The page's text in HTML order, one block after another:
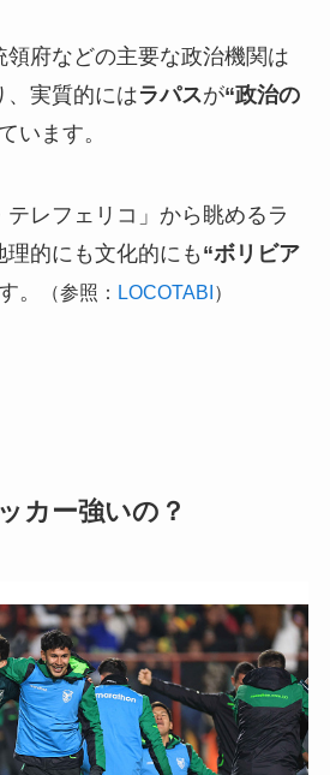
府などの主要な政治機関は
、実質的にはラパスが“政治の
います。
レフェリコ」から眺めるラ
的にも文化的にも “ボリビア
。 （参照： LOCOTABI）
カー強いの？